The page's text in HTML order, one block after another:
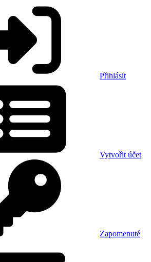
Přihlásit
Vytvořit účet
Zapomenuté